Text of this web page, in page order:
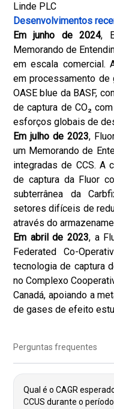
Linde PLC
Desenvolvimentos
Em junho de 2024,
Memorando de
em escala comercial.
em processamento de
OASE blue da BASF,
de captura de CO₂
esforços globais de
Em julho de 2023,
um Memorando de
integradas de CCS. A
de captura da Fluor
subterrânea da
setores difíceis de
através do
Em abril de 2023, a
Federated Co-
tecnologia de captura
no Complexo
Canadá, apoiando a
de gases de efeito
Perguntas frequentes
Qual é o CAGR
CCUS durante o